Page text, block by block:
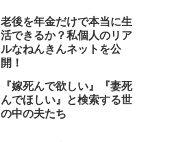
老後を年金だけで本当に生
活できるか？私個人のリア
ルなねんきんネットを公
開！
『嫁死んで欲しい』『妻死
んでほしい』と検索する世
の中の夫たち